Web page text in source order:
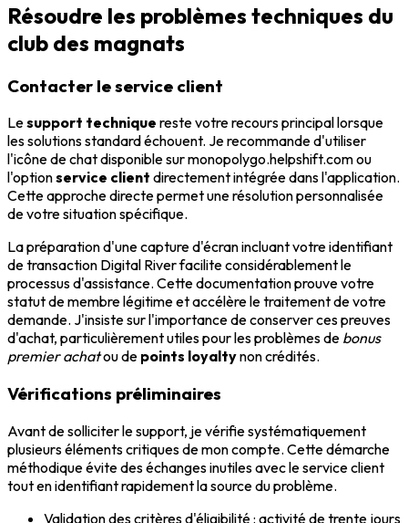
Résoudre les problèmes techniques du
club des magnats
Contacter le service client
Lesupport technique reste votre recours principal lorsque
les solutions standard échouent. Je recommande d'utiliser
l'icône de chat disponible sur monopolygo.helpshift.com ou
l'optionservice client directement intégrée dans l'application.
Cette approche directe permet une résolution personnalisée
de votre situation spécifique.
La préparation d'une capture d'écran incluant votre identifiant
de transaction Digital River facilite considérablement le
processus d'assistance. Cette documentation prouve votre
statut de membre légitime et accélère le traitement de votre
demande. J'insiste sur l'importance de conserver ces preuves
d'achat, particulièrement utiles pour les problèmes de bonus
premier achatou de points loyaltynon crédités.
Vérifications préliminaires
Avant de solliciter le support, je vérifie systématiquement
plusieurs éléments critiques de mon compte. Cette démarche
méthodique évite des échanges inutiles avec le service client
tout en identifiant rapidement la source du problème.
Validation des critères d'éligibilité : activité de trente jours